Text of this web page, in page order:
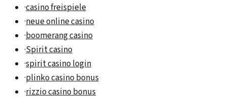
·casino freispiele
·neue online casino
·boomerang casino
·Spirit casino
·spirit casino login
·plinko casino bonus
·rizzio casino bonus